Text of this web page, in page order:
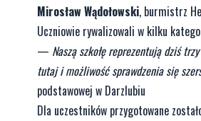
Mirosław Wądołowski, burmistrz
Uczniowie rywalizowali w kilku
— Naszą szkołę reprezentują dziś
tutaj i możliwość sprawdzenia się
podstawowej w Darzlubiu
Dla uczestników przygotowane